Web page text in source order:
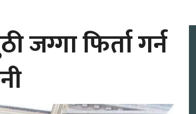
जग्गा फिर्ता गर्न